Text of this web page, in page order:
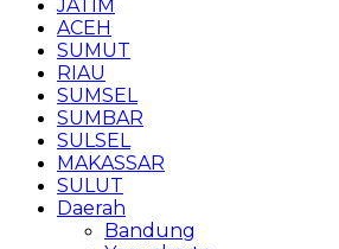
JATIM
ACEH
SUMUT
RIAU
SUMSEL
SUMBAR
SULSEL
MAKASSAR
SULUT
Daerah
Bandung